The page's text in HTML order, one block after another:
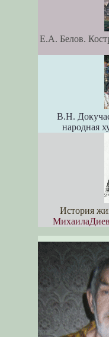
Е.А. Белов.
В.Н.
народная
История